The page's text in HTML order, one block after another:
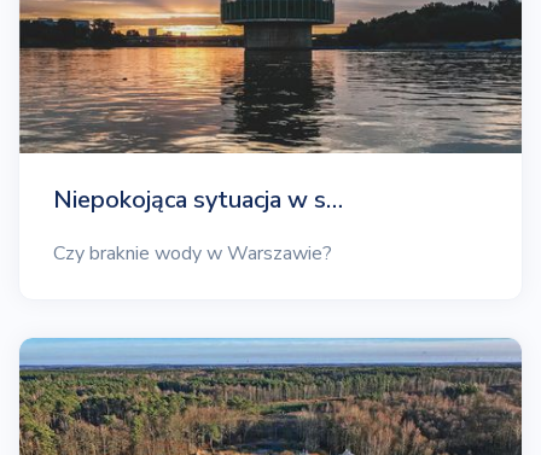
Niepokojąca sytuacja w s…
Czy braknie wody w Warszawie?